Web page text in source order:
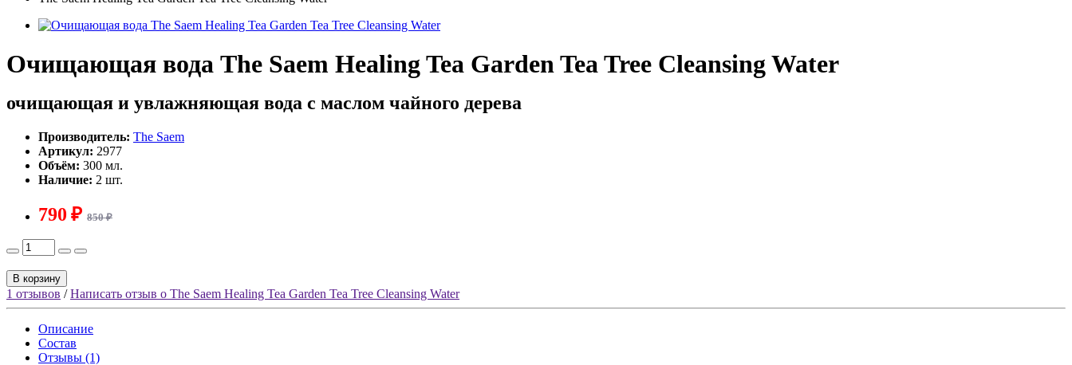
Очищающая вода The Saem Healing Tea Garden Tea Tree Cleansing Water
очищающая и увлажняющая вода с маслом чайного дерева
Производитель: The Saem
Артикул: 2977
Объём: 300 мл.
Наличие: 2 шт.
790 ₽ 850 ₽
В корзину
1 отзывов /Написать отзыв о The Saem Healing Tea Garden Tea Tree Cleansing Water
Описание
Состав
Отзывы (1)